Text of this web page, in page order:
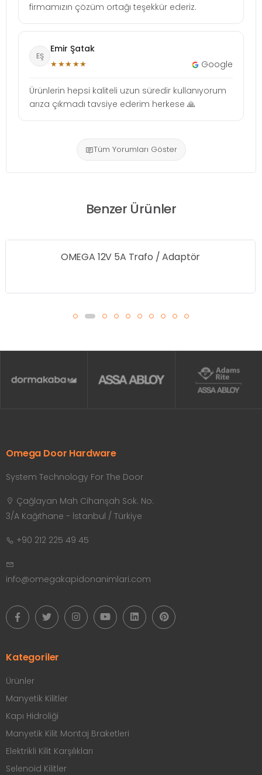
firmamızın çözüm ortağı teşekkür ederiz.
EŞ
Emir Şatak
★★★★★ Google
Ürünlerin hepsi kaliteli uzun süredir kullanıyorum
arıza çıkmadı tavsiye ederim herkese 🙏
Tüm Yorumları Göster
Benzer Ürünler
OMEGA 12V 5A Trafo / Adaptör
Omega Door Hardware
System Technology For The Door
Çağlayan Mah Cihanşah Sok. No:
3/A Kağıthane - İstanbul / Türkiye
+90 212 225 49 45
info@omegakapidonanimlari.com
Kategoriler
Ürünler
Manyetik Kilitler
Kapı Hidroliği
Manyetik Kilit Montaj Braketleri
Elektrikli Kilit Karşılıkları
Selenoid Kilitler